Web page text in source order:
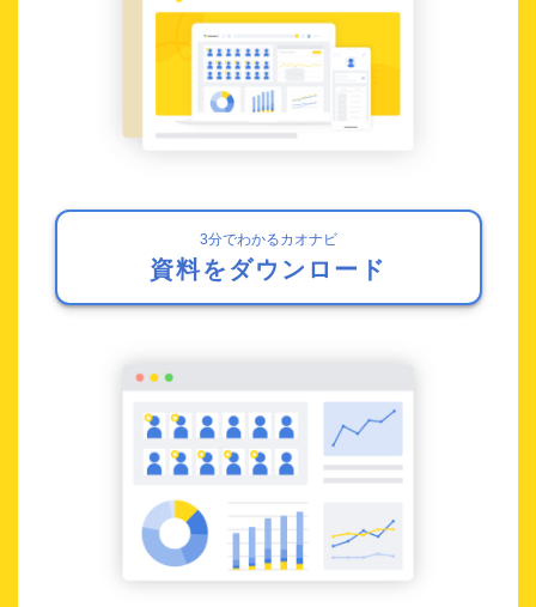
3分でわかるカオナビ
資料をダウンロード